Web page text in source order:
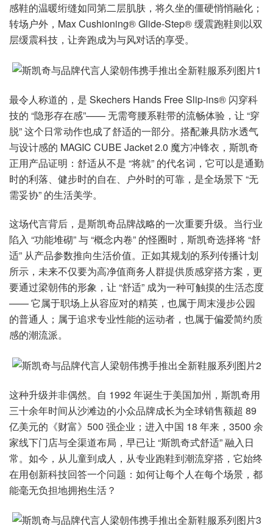
感鞋的温暖绗缝如同第二层肌肤，将久坐的僵硬悄悄融化；
转场户外，Max Cushioning® Glide-Step® 缓震跑鞋则以双
层缓震科技，让奔跑成为与风对话的享受。
最令人称道的，是 Skechers Hands Free Slip-ins® 闪穿科
技的 “隐形存在感”—— 无需弯腰系鞋带的流畅体验，让 “穿
脱” 这个日常动作也成了舒适的一部分。搭配兼具防水透气
与设计感的 MAGIC CUBE Jacket 2.0 魔方冲锋衣，斯凯奇
正用产品证明：舒适从不是 “将就” 的代名词，它可以是通勤
时的利落、健步时的自在、户外时的可靠，是全场景下 “无
需妥协” 的生活美学。
这场代言背后，是斯凯奇品牌战略的一次重要升级。当行业
陷入 “功能堆砌” 与 “概念内卷” 的怪圈时，斯凯奇选择将 “舒
适” 从产品参数推向生活价值。正如其规划的系列传播计划
所示，未来不仅要为高净值商务人群提供质感穿搭方案，更
要通过梁朝伟的形象，让 “舒适” 成为一种可触摸的生活态度
—— 它属于职场上从容应对的精英，也属于周末漫步公园
的普通人；属于追求专业性能的运动者，也属于偏爱简约质
感的潮流派。
这种升级并非偶然。自 1992 年诞生于美国加州，斯凯奇用
三十余年时间从沙滩边的小众品牌成长为全球销售额超 89
亿美元的《财富》500 强企业；进入中国 18 年来，3500 余
家线下门店与全渠道布局，早已让 “斯凯奇式舒适” 融入日
常。如今，从儿童到成人，从专业跑鞋到潮流穿搭，它始终
在用创新科技回答一个问题：如何让每个人在每个场景，都
能毫无负担地拥抱生活？